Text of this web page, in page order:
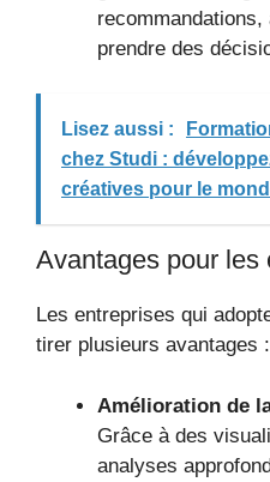
prendre des
Lisez aussi :
chez Studi :
créatives pour le
Avantages pour les
Les entreprises qui
tirer plusieurs avantages :
Amélioration de
Grâce à des
analyses